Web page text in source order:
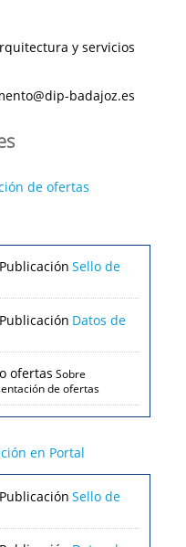
y servicios
badajoz.es
de ofertas
Sello de
Datos de
ofertas Sobre
de ofertas
en Portal
Sello de